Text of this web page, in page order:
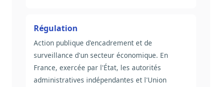
Régulation
Action publique d'encadrement et de
surveillance d'un secteur économique. En
France, exercée par l'État, les autorités
administratives indépendantes et l'Union